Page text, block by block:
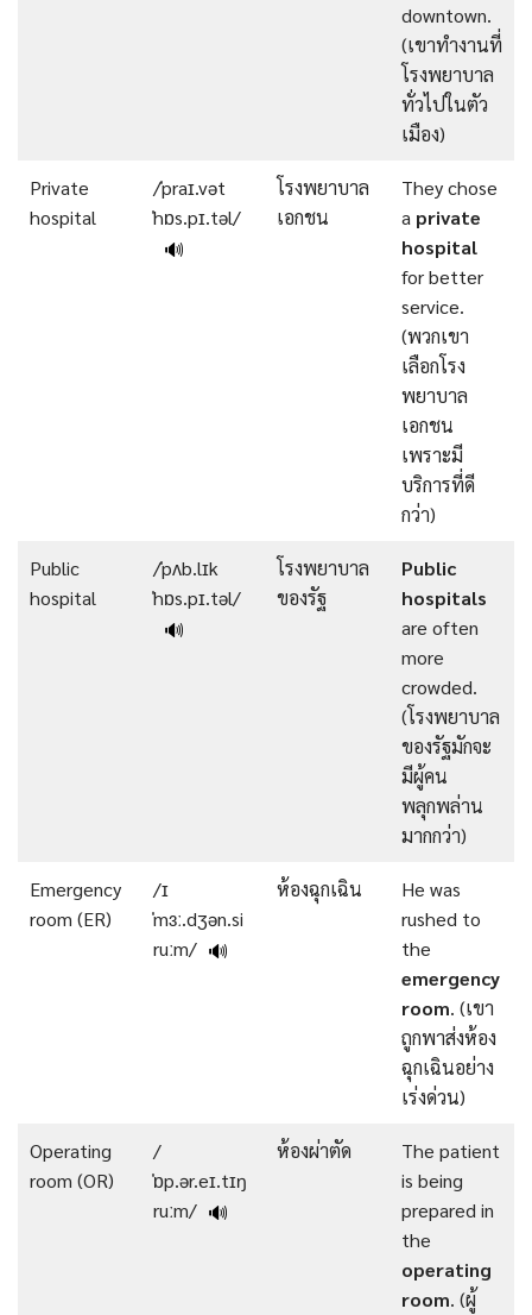
downtown.
(เขาทำงานที่
โรงพยาบาล
ทั่วไปในตัว
เมือง)
Private
hospital
/ˈpraɪ.vət
ˈhɒs.pɪ.təl/
🔊
โรงพยาบาล
เอกชน
They chose
a private
hospital
for better
service.
(พวกเขา
เลือกโรง
พยาบาล
เอกชน
เพราะมี
บริการที่ดี
กว่า)
Public
hospital
/ˈpʌb.lɪk
ˈhɒs.pɪ.təl/
🔊
โรงพยาบาล
ของรัฐ
Public
hospitals
are often
more
crowded.
(โรงพยาบาล
ของรัฐมักจะ
มีผู้คน
พลุกพล่าน
มากกว่า)
Emergency
room (ER)
/ɪ
ˈmɜː.dʒən.si
ruːm/ 🔊
ห้องฉุกเฉิน
He was
rushed to
the
emergency
room. (เขา
ถูกพาส่งห้อง
ฉุกเฉินอย่าง
เร่งด่วน)
Operating
room (OR)
/
ˈɒp.ər.eɪ.tɪŋ
ruːm/ 🔊
ห้องผ่าตัด
The patient
is being
prepared in
the
operating
room. (ผู้